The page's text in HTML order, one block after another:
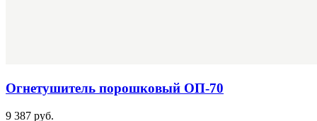
Огнетушитель порошковый ОП-70
9 387 руб.